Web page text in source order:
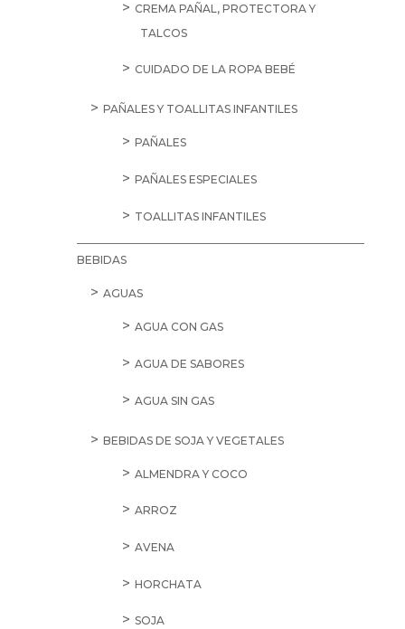
CREMA PAÑAL, PROTECTORA Y
TALCOS
CUIDADO DE LA ROPA BEBÉ
PAÑALES Y TOALLITAS INFANTILES
PAÑALES
PAÑALES ESPECIALES
TOALLITAS INFANTILES
BEBIDAS
AGUAS
AGUA CON GAS
AGUA DE SABORES
AGUA SIN GAS
BEBIDAS DE SOJA Y VEGETALES
ALMENDRA Y COCO
ARROZ
AVENA
HORCHATA
SOJA